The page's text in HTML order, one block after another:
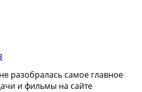
разобралась самое главное
и фильмы на сайте